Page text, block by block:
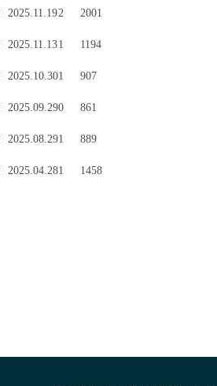
2025.11.192 2001
2025.11.131 1194
2025.10.301 907
2025.09.290 861
2025.08.291 889
2025.04.281
1458